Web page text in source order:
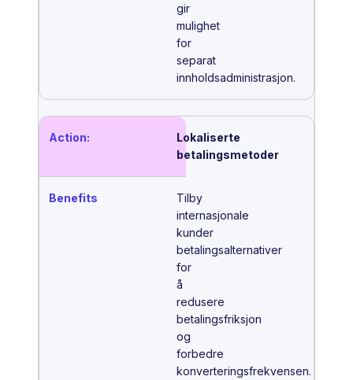
gir
mulighet
for
separat
innholdsadministrasjon.
Lokaliserte
betalingsmetoder
Tilby
internasjonale
kunder
betalingsalternativer
for
å
redusere
betalingsfriksjon
og
forbedre
konverteringsfrekvensen.